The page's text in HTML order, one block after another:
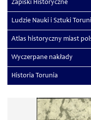
Zapiski Historyczne
Ludzie Nauki i Sztuki
Atlas historyczny miast
Wyczerpane nakłady
Historia Torunia